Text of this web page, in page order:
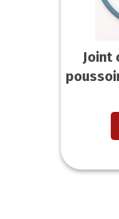
Joint